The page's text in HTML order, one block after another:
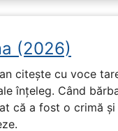
(2026)
citește cu voce
înțeleg. Când
că a fost o crimă